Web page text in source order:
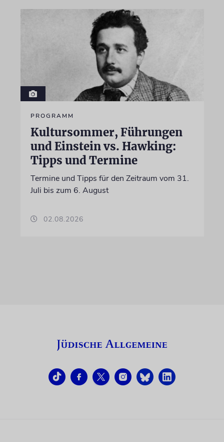
PROGRAMM
Kultursommer, Führungen
und Einstein vs. Hawking:
Tipps und Termine
Termine und Tipps für den Zeitraum vom 31.
Juli bis zum 6. August
02.08.2026